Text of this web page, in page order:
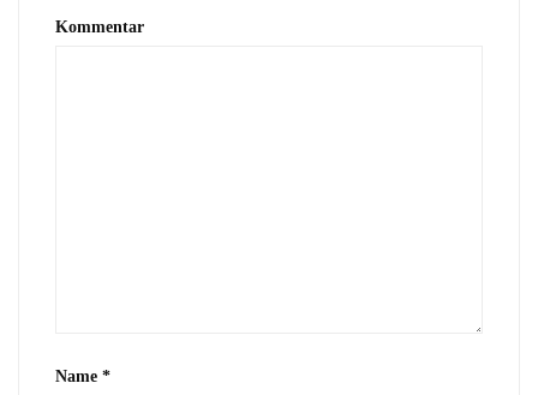
Kommentar
Name *